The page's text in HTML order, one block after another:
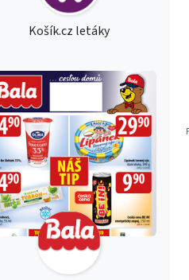
Košík.cz letáky